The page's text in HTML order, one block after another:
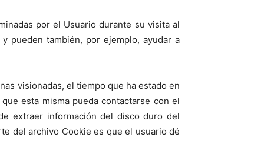
por el Usuario durante su visita al
pueden también, por ejemplo, ayudar a
visionadas, el tiempo que ha estado en
esta misma pueda contactarse con el
extraer información del disco duro del
del archivo Cookie es que el usuario dé